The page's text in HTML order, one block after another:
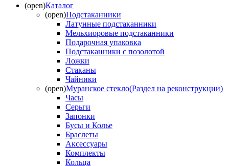
(open)Каталог
(open)Подстаканники
Латунные подстаканники
Мельхиоровые подстаканники
Подарочная упаковка
Подстаканники с позолотой
Ложки
Стаканы
Чайники
(open)Муранское стекло(Раздел на реконструкции)
Часы
Серьги
Запонки
Бусы и Колье
Браслеты
Аксессуары
Комплекты
Кольца